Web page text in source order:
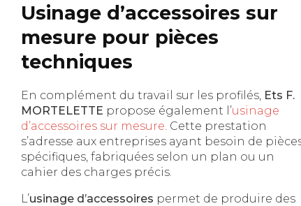
Usinage d’accessoires sur
mesure pour pièces
techniques
En complément du travail sur les profilés, Ets F.
MORTELETTE propose également l’usinage
d’accessoires sur mesure . Cette prestation
s’adresse aux entreprises ayant besoin de
spécifiques, fabriquées selon un plan ou un
cahier des charges précis.
L’usinage d’accessoires permet de produire des